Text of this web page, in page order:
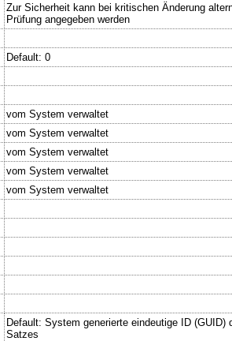
Zur Sicherheit kann bei kritischen Änderung
Prüfung angegeben werden
Default: 0
vom System verwaltet
vom System verwaltet
vom System verwaltet
vom System verwaltet
vom System verwaltet
Default: System generierte eindeutige ID (GUID)
Satzes